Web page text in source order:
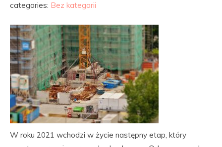
categories: Bez kategorii
W roku 2021 wchodzi w życie następny etap, który